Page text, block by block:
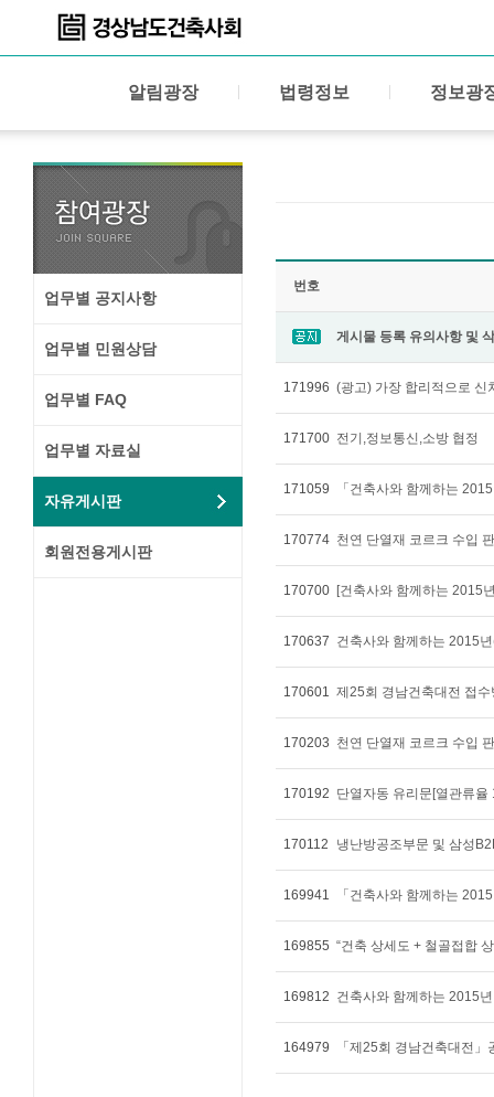
알림광장 법령정보 정보광
업무별 공지사항
업무별 민원상담
업무별 FAQ
업무별 자료실
자유게시판
회원전용게시판
번호
게시물 등록 유의사항 및
171996 (광고) 가장 합리적으로 신
171700 전기,정보통신,소방 협정
171059 「건축사와 함께하는
170774 천연 단열재 코르크 수입
170700 [건축사와 함께하는 2015
170637 건축사와 함께하는 2015
170601 제25회 경남건축대전 접수
170203 천연 단열재 코르크 수입
170192
170112 냉난방공조부문 및 삼성
169941
169855 “건축 상세도 + 철골접합
169812
164979 「제25회 경남건축대전